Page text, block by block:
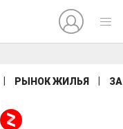
РЫНОК ЖИЛЬЯ